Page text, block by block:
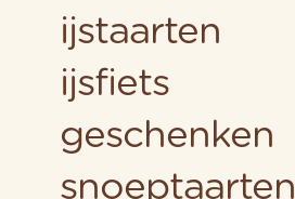
ijstaarten
ijsfiets
geschenken
snoeptaarten